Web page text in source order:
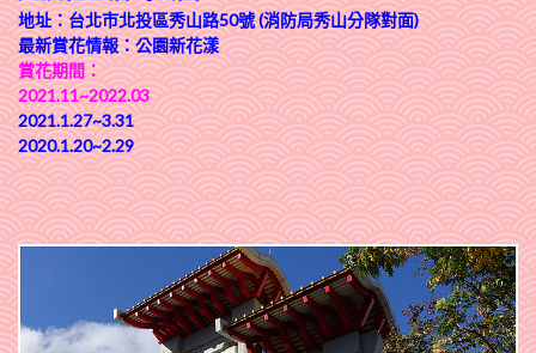
地址：台北市北投區秀山路50號 (消防局秀山分隊對面)
最新賞花情報：公園新花漾
賞花期間：
2021.11~2022.03
2021.1.27~3.31
2020.1.20~2.29